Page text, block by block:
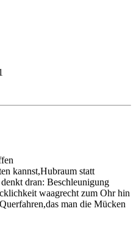
kannst,Hubraum statt
dran: Beschleunigung
waagrecht zum Ohr hin
man die Mücken